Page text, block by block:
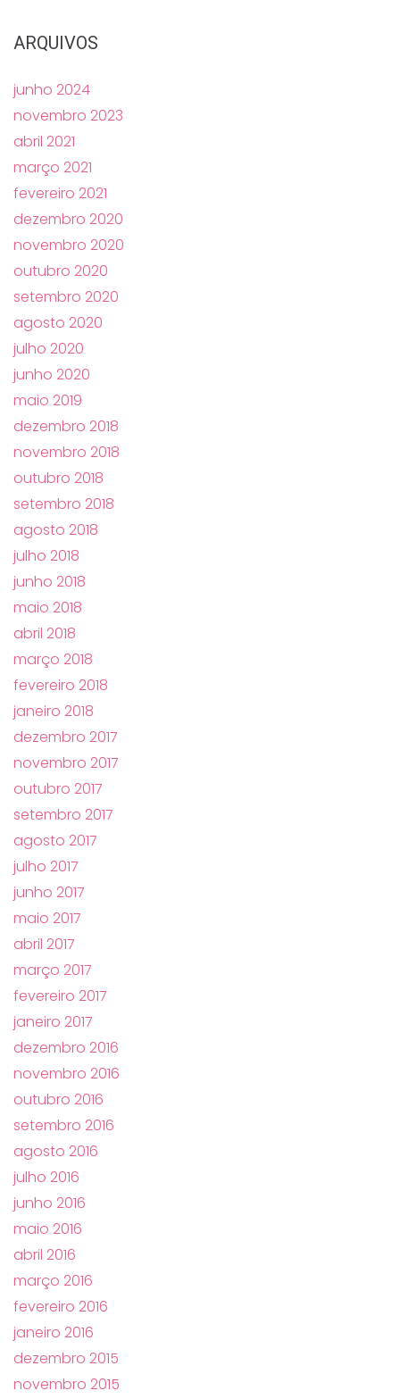
ARQUIVOS
junho 2024
novembro 2023
abril 2021
março 2021
fevereiro 2021
dezembro 2020
novembro 2020
outubro 2020
setembro 2020
agosto 2020
julho 2020
junho 2020
maio 2019
dezembro 2018
novembro 2018
outubro 2018
setembro 2018
agosto 2018
julho 2018
junho 2018
maio 2018
abril 2018
março 2018
fevereiro 2018
janeiro 2018
dezembro 2017
novembro 2017
outubro 2017
setembro 2017
agosto 2017
julho 2017
junho 2017
maio 2017
abril 2017
março 2017
fevereiro 2017
janeiro 2017
dezembro 2016
novembro 2016
outubro 2016
setembro 2016
agosto 2016
julho 2016
junho 2016
maio 2016
abril 2016
março 2016
fevereiro 2016
janeiro 2016
dezembro 2015
novembro 2015